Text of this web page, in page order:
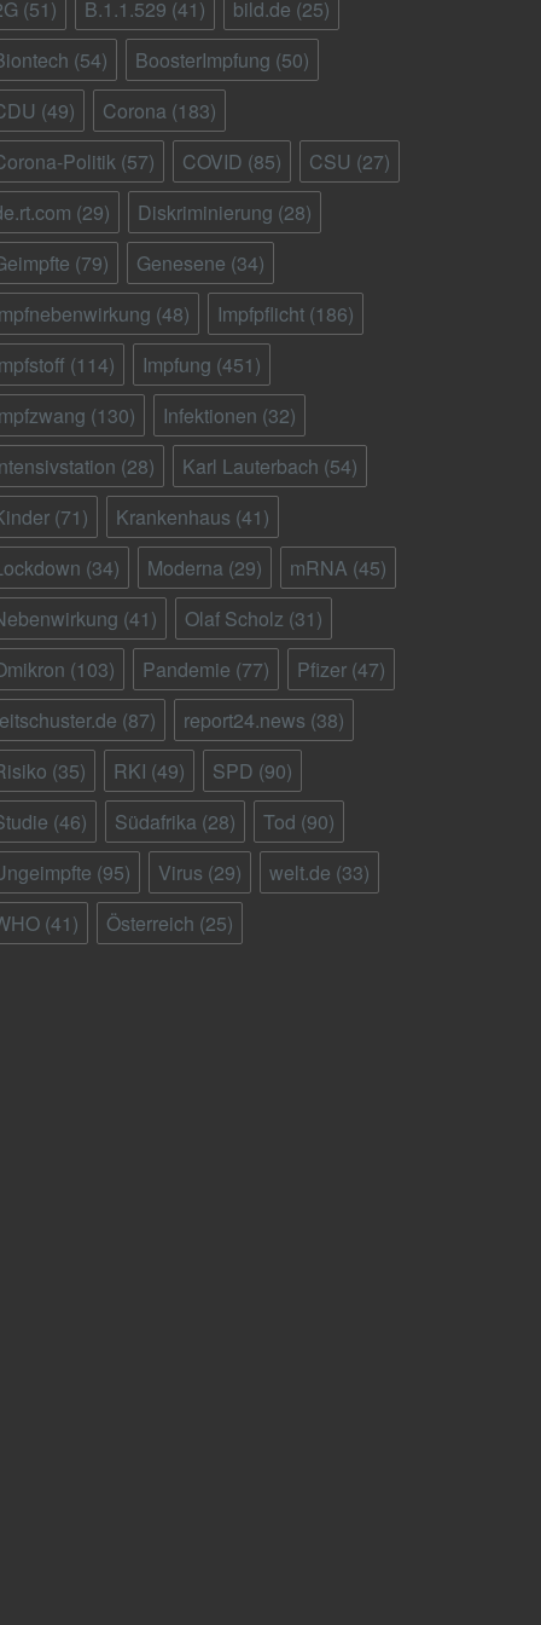
(51) B.1.1.529 (41) bild.de (25)
(54) BoosterImpfung (50)
(49) Corona (183)
Politik (57) COVID (85) CSU (27)
(29) Diskriminierung (28)
(79) Genesene (34)
(48) Impfpflicht (186)
(114) Impfung (451)
(130) Infektionen (32)
(28) Karl Lauterbach (54)
(71) Krankenhaus (41)
(34) Moderna (29) mRNA (45)
(41) Olaf Scholz (31)
(103) Pandemie (77) Pfizer (47)
(87) report24.news (38)
(35) RKI (49) SPD (90)
(46) Südafrika (28) Tod (90)
(95) Virus (29) welt.de (33)
(41) Österreich (25)